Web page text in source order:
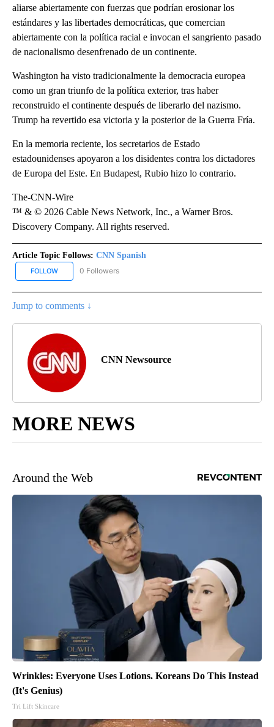
aliarse abiertamente con fuerzas que podrían erosionar los
estándares y las libertades democráticas, que comercian
abiertamente con la política racial e invocan el sangriento pasado
de nacionalismo desenfrenado de un continente.
Washington ha visto tradicionalmente la democracia europea
como un gran triunfo de la política exterior, tras haber
reconstruido el continente después de liberarlo del nazismo.
Trump ha revertido esa victoria y la posterior de la Guerra Fría.
En la memoria reciente, los secretarios de Estado
estadounidenses apoyaron a los disidentes contra los dictadores
de Europa del Este. En Budapest, Rubio hizo lo contrario.
The-CNN-Wire
™ & © 2026 Cable News Network, Inc., a Warner Bros.
Discovery Company. All rights reserved.
Article Topic Follows: CNN Spanish
FOLLOW FOLLOW "CNN SPANISH" TO RECEIVE NOTIFICATIONS ABOUT
0 Followers
Jump to comments ↓
CNN Newsource
MORE NEWS
Around the Web
Wrinkles: Everyone Uses Lotions. Koreans Do This Instead
(It's Genius)
Tri Lift Skincare